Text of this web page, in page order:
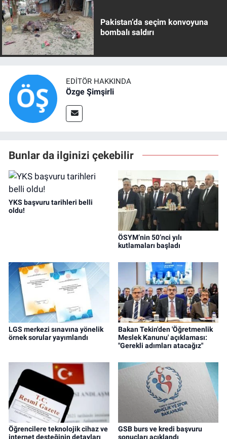
Pakistan’da seçim konvoyuna
bombalı saldırı
EDITÖR HAKKINDA
Özge Şimşirli
Bunlar da ilginizi çekebilir
YKS başvuru tarihleri belli
oldu!
ÖSYM’nin 50’nci yılı
kutlamaları başladı
LGS merkezi sınavına yönelik
örnek sorular yayımlandı
Bakan Tekin'den 'Öğretmenlik
Meslek Kanunu' açıklaması:
"Gerekli adımları atacağız"
Öğrencilere teknolojik cihaz ve
internet desteğinin detayları
GSB burs ve kredi başvuru
sonuçları açıklandı